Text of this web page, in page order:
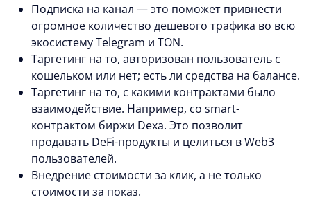
Подписка на канал — это поможет привнести
огромное количество дешевого трафика во всю
экосистему Telegram и TON.
Таргетинг на то, авторизован пользователь с
кошельком или нет; есть ли средства на балансе.
Таргетинг на то, с какими контрактами было
взаимодействие. Например, со smart-
контрактом биржи Dexa. Это позволит
продавать DeFi-продукты и целиться в Web3
пользователей.
Внедрение стоимости за клик, а не только
стоимости за показ.